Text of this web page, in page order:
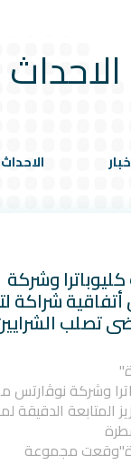
الاحداث
الاحداث
وشركة
شراكة
تصلب
وشركة نوﭬارتس
المتابعة الدقيقة
مجموعة